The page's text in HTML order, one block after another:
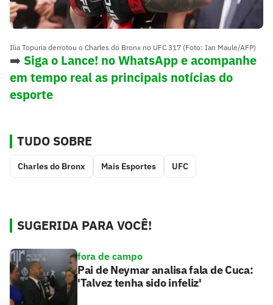
Ilia Topuria derrotou o Charles do Bronx no UFC 317 (Foto: Ian Maule/AFP)
➡️ Siga o Lance! no WhatsApp e acompanhe
em tempo real as principais notícias do
esporte
TUDO SOBRE
Charles do Bronx Mais Esportes UFC
SUGERIDA PARA VOCÊ!
fora de campo
Pai de Neymar analisa fala de Cuca:
'Talvez tenha sido infeliz'